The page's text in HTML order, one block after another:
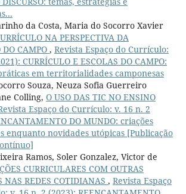
da Costa, Maria do Socorro Xavier
NA PERSPECTIVA DA
DO CAMPO , Revista Espaço do Currículo:
CURRÍCULO E ESCOLAS DO CAMPO:
em territorialidades camponesas
Souza, Neuza Sofia Guerreiro
Colling, O USO DAS TIC NO ENSINO
Espaço do Currículo: v. 16 n. 2
DO MUNDO: criações
enquanto novidades utópicas [Publicação
Ramos, Soler Gonzalez, Victor de
CURRICULARES COM OUTRAS
NAS REDES COTIDIANAS , Revista Espaço